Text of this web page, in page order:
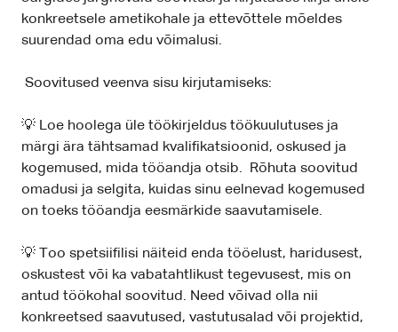
konkreetsele ametikohale ja ettevõttele mõeldes
suurendad oma edu võimalusi.
Soovitused veenva sisu kirjutamiseks:
💡 Loe hoolega üle töökirjeldus töökuulutuses ja
märgi ära tähtsamad kvalifikatsioonid, oskused ja
kogemused, mida tööandja otsib. Rõhuta soovitud
omadusi ja selgita, kuidas sinu eelnevad kogemused
on toeks tööandja eesmärkide saavutamisele.
💡 Too spetsiifilisi näiteid enda tööelust, haridusest,
oskustest või ka vabatahtlikust tegevusest, mis on
antud töökohal soovitud. Need võivad olla nii
konkreetsed saavutused, vastutusalad või projektid,